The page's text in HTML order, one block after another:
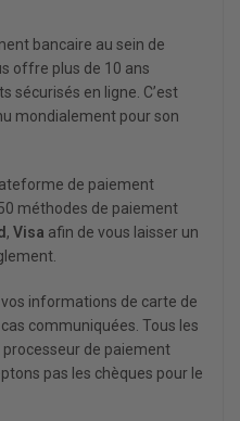
bancaire au sein de
offre plus de 10 ans
sécurisés en ligne. C’est
mondialement pour son
de paiement
méthodes de paiement
, Visa afin de vous laisser un
informations de carte de
communiquées. Tous les
de paiement
pas les chèques pour le